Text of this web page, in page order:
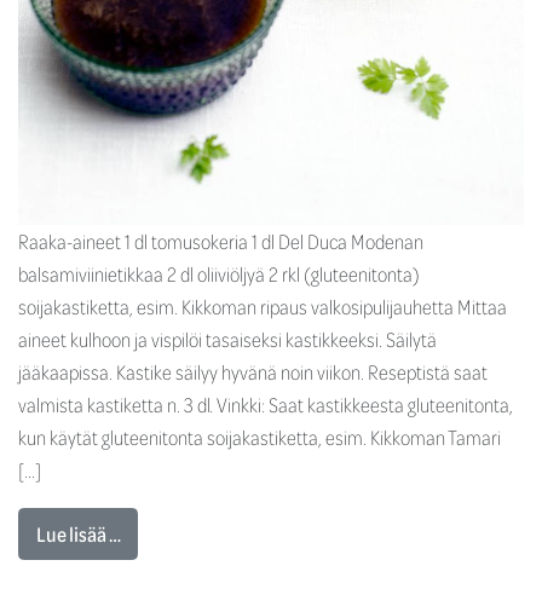
Raaka-aineet 1 dl tomusokeria 1 dl Del Duca Modenan
balsamiviinietikkaa 2 dl oliiviöljyä 2 rkl (gluteenitonta)
soijakastiketta, esim. Kikkoman ripaus valkosipulijauhetta Mittaa
aineet kulhoon ja vispilöi tasaiseksi kastikkeeksi. Säilytä
jääkaapissa. Kastike säilyy hyvänä noin viikon. Reseptistä saat
valmista kastiketta n. 3 dl. Vinkki: Saat kastikkeesta gluteenitonta,
kun käytät gluteenitonta soijakastiketta, esim. Kikkoman Tamari
[…]
Lue lisää …